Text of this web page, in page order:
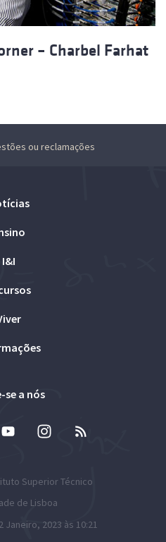
– Charbel Farhat
ou reclamações
I&I
se a nós
Superior Técnico
de Lisboa
Janeiro, 2023 às 10:21